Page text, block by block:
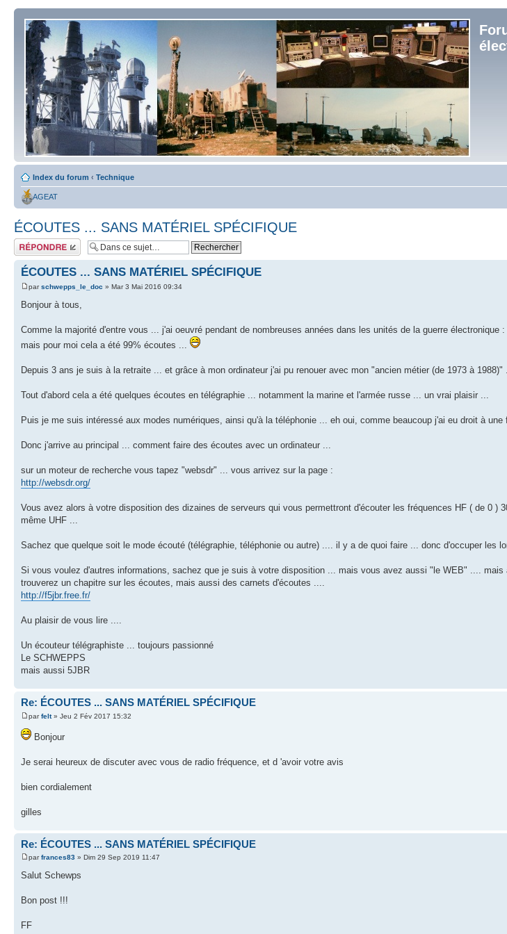
Index du forum ‹ Technique
AGEAT
ÉCOUTES ... SANS MATÉRIEL SPÉCIFIQUE
Répondre
ÉCOUTES ... SANS MATÉRIEL SPÉCIFIQUE
parschwepps_le_doc » Mar 3 Mai 2016 09:34
Bonjour à tous,
Comme la majorité d'entre vous ... j'ai oeuvré pendant de nombreuses années dans les unités de la guerre
mais pour moi cela a été 99% écoutes ...
Depuis 3 ans je suis à la retraite ... et grâce à mon ordinateur j'ai pu renouer avec mon "ancien métier (de 1973 à 1988)"
Tout d'abord cela a été quelques écoutes en télégraphie ... notamment la marine et l'armée russe ... un vrai plaisir ...
Puis je me suis intéressé aux modes numériques, ainsi qu'à la téléphonie ... eh oui, comme beaucoup j'ai eu droit à
Donc j'arrive au principal ... comment faire des écoutes avec un ordinateur ...
sur un moteur de recherche vous tapez "websdr" ... vous arrivez sur la page :
http://websdr.org/
Vous avez alors à votre disposition des dizaines de serveurs qui vous permettront d'écouter les fréquences HF ( de 0 )
même UHF ...
Sachez que quelque soit le mode écouté (télégraphie, téléphonie ou autre) .... il y a de quoi faire ... donc d'occuper les
Si vous voulez d'autres informations, sachez que je suis à votre disposition ... mais vous avez aussi "le WEB" ....
trouverez un chapitre sur les écoutes, mais aussi des carnets d'écoutes ....
http://f5jbr.free.fr/
Au plaisir de vous lire ....
Un écouteur télégraphiste ... toujours passionné
Le SCHWEPPS
mais aussi 5JBR
Re: ÉCOUTES ... SANS MATÉRIEL SPÉCIFIQUE
parfelt» Jeu 2 Fév 2017 15:32
Bonjour
Je serai heureux de discuter avec vous de radio fréquence, et d 'avoir votre avis
bien cordialement
gilles
Re: ÉCOUTES ... SANS MATÉRIEL SPÉCIFIQUE
parfrances83 » Dim 29 Sep 2019 11:47
Salut Schewps
Bon post !!!
FF